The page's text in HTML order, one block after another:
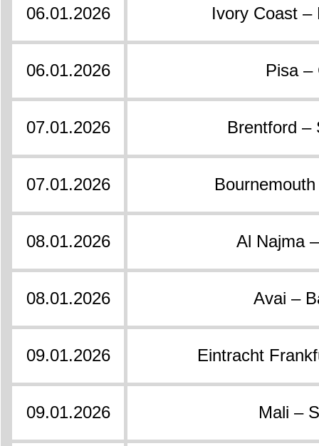
06.01.2026 Ivory Coast –
06.01.2026 Pisa –
07.01.2026 Brentford –
07.01.2026
08.01.2026 Al Najma
08.01.2026 Avai –
09.01.2026 Eintracht
09.01.2026 Mali –